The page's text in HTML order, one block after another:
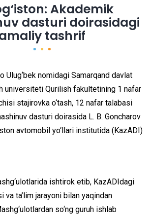
Akademik
dasturi doirasidagi
tashrif
Ulug‘bek nomidagi Samarqand davlat
universiteti Qurilish fakultetining 1 nafar
stajirovka o‘tash, 12 nafar talabasi
dasturi doirasida L. B. Goncharov
avtomobil yo‘llari institutida (KazADI)
ishtirok etib, KazADIdagi
va ta’lim jarayoni bilan yaqindan
so‘ng guruh ishlab